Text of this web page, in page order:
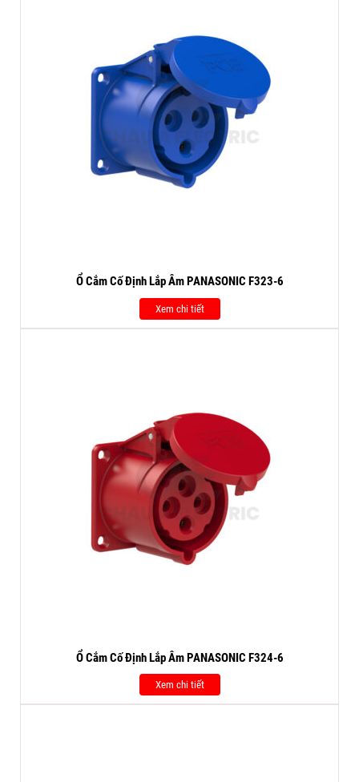
Ổ Cắm Cố Định Lắp Âm PANASONIC F323-6
Xem chi tiết
Ổ Cắm Cố Định Lắp Âm PANASONIC F324-6
Xem chi tiết